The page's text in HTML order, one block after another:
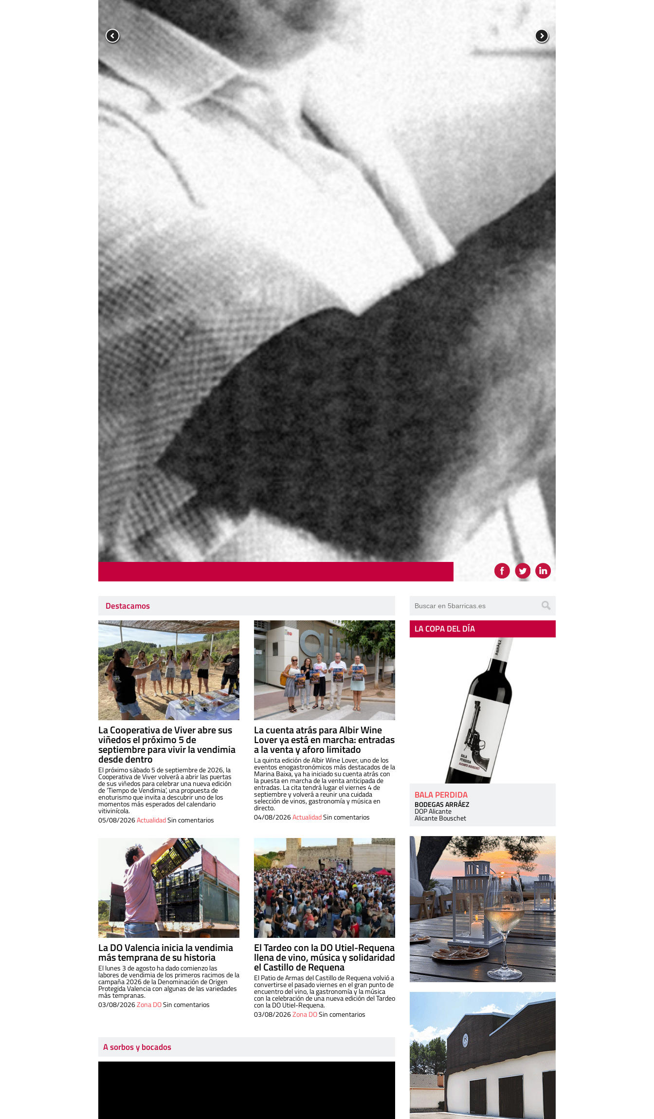
Destacamos
La Cooperativa de Viver abre sus
viñedos el próximo 5 de
septiembre para vivir la vendimia
desde dentro
El próximo sábado 5 de septiembre de 2026, la
Cooperativa de Viver volverá a abrir las puertas
de sus viñedos para celebrar una nueva edición
de ‘Tiempo de Vendimia’, una propuesta de
enoturismo que invita a descubrir uno de los
momentos más esperados del calendario
vitivinícola.
05/08/2026ActualidadSin comentarios
La cuenta atrás para Albir Wine
Lover ya está en marcha: entradas
a la venta y aforo limitado
La quinta edición de Albir Wine Lover, uno de los
eventos enogastronómicos más destacados de la
Marina Baixa, ya ha iniciado su cuenta atrás con
la puesta en marcha de la venta anticipada de
entradas. La cita tendrá lugar el viernes 4 de
septiembre y volverá a reunir una cuidada
selección de vinos, gastronomía y música en
directo.
04/08/2026ActualidadSin comentarios
La DO Valencia inicia la vendimia
más temprana de su historia
El lunes 3 de agosto ha dado comienzo las
labores de vendimia de los primeros racimos de la
campaña 2026 de la Denominación de Origen
Protegida Valencia con algunas de las variedades
más tempranas.
03/08/2026Zona DOSin comentarios
El Tardeo con la DO Utiel-Requena
llena de vino, música y solidaridad
el Castillo de Requena
El Patio de Armas del Castillo de Requena volvió a
convertirse el pasado viernes en el gran punto de
encuentro del vino, la gastronomía y la música
con la celebración de una nueva edición del Tardeo
con la DO Utiel-Requena.
03/08/2026Zona DOSin comentarios
A sorbos y bocados
LA COPA DEL DÍA
BALA PERDIDA
BODEGAS ARRÁEZ
DOP Alicante
Alicante Bouschet